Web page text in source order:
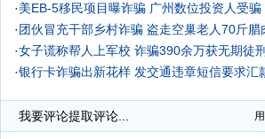
·美EB-5移民项目曝诈骗 广州数位投资人受骗
·团伙冒充干部乡村诈骗 盗走空巢老人70斤腊
·女子谎称帮人上军校 诈骗390余万获无期徒刑
·银行卡诈骗出新花样 发交通违章短信要求汇
我要评论提取评论...